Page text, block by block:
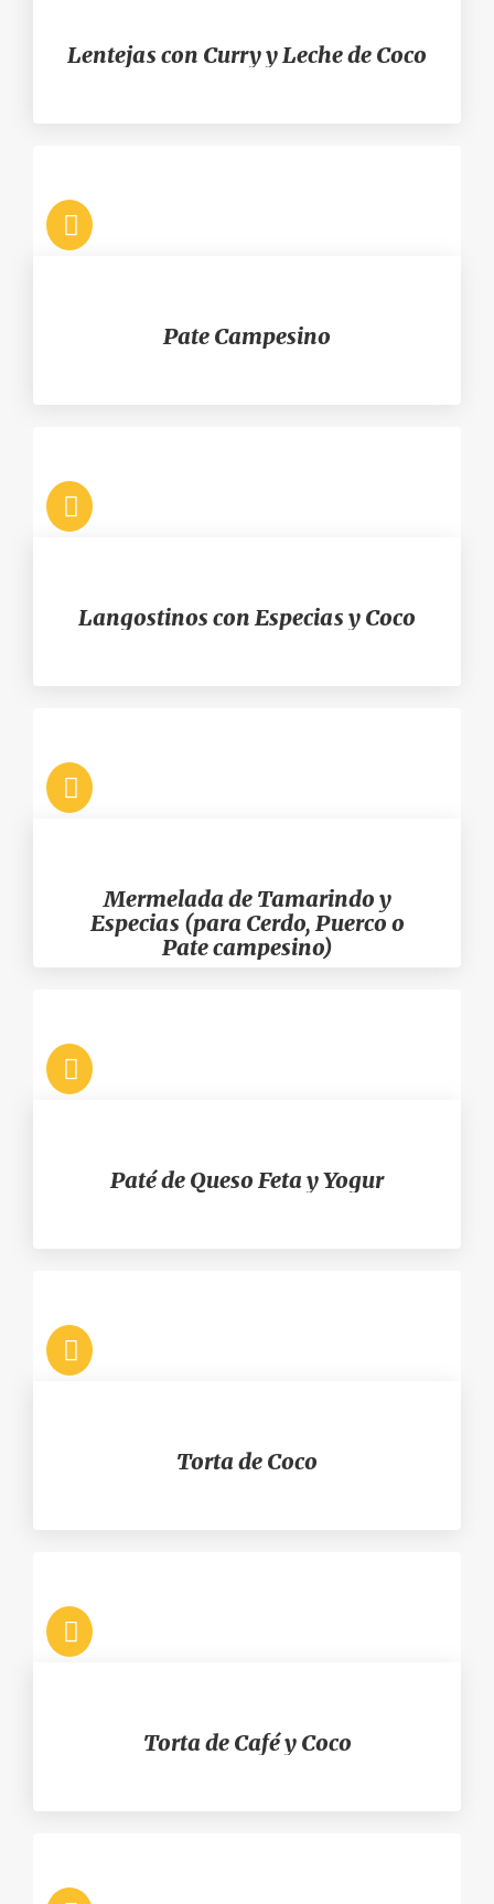
Lentejas con Curry y Leche de Coco
Pate Campesino
Langostinos con Especias y Coco
Mermelada de Tamarindo y
Especias (para Cerdo, Puerco o
Pate campesino)
Paté de Queso Feta y Yogur
Torta de Coco
Torta de Café y Coco